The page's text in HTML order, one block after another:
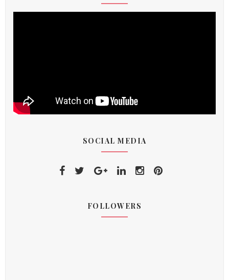
SOCIAL MEDIA
FOLLOWERS